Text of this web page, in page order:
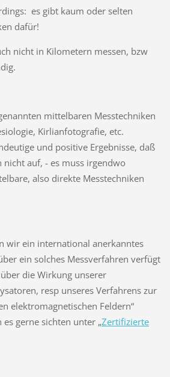
es gibt kaum oder selten
dafür!
nicht in Kilometern messen, bzw
mittelbaren Messtechniken
Kirlianfotografie, etc.
und positive Ergebnisse, daß
nicht auf, - es muss irgendwo
also direkte Messtechniken
wir ein international anerkanntes
ein solches Messverfahren verfügt
die Wirkung unserer
resp unseres Verfahrens zur
elektromagnetischen Feldern“
gerne sichten unter „Zertifizierte